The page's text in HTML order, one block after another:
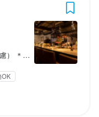
の方は大歓迎！
OK
歓迎
ト・ホールスタッフ
昇給。自由度の高い
め、本職と両立しな
、Instagramでも発
www.instagram.co
ながらホール業務を
らSNS運用を任さ
・ホールスタッフ
昇給。自由度の高い
め、本職と両立しな
しみながらホール業
からSNS運用を任さ
・ホールスタッフ
昇給。自由度の高い
め、本職と両立しな